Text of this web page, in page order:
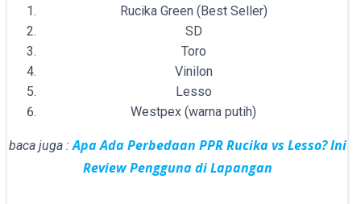
Rucika Green (Best Seller)
SD
Toro
Vinilon
Lesso
Westpex (warna putih)
baca juga :Apa Ada Perbedaan PPR Rucika vs Lesso? Ini
Review Pengguna di Lapangan